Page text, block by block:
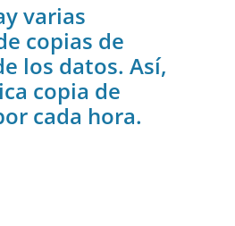
varias
copias de
los datos. Así,
copia de
cada hora.